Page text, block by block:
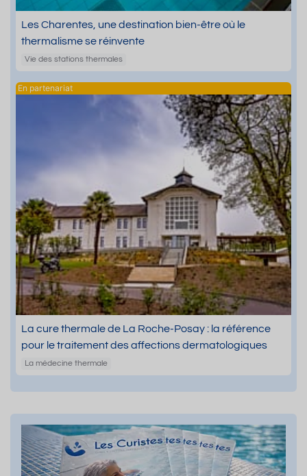
Les Charentes, une destination bien-être où le
thermalisme se réinvente
Vie des stations thermales
La cure thermale de La Roche-Posay : la référence
pour le traitement des affections dermatologiques
La médecine thermale